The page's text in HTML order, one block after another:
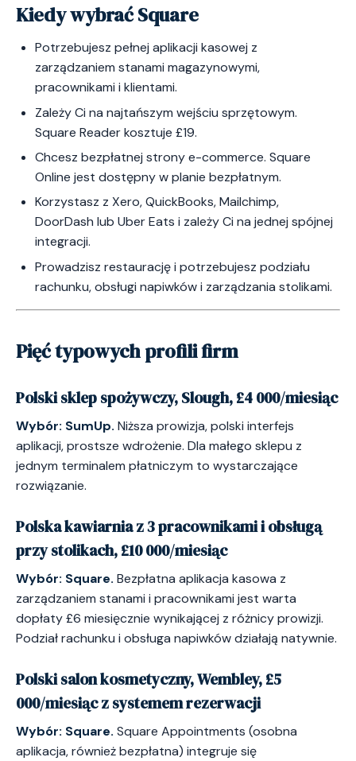
Kiedy wybrać Square
Potrzebujesz pełnej aplikacji kasowej z
zarządzaniem stanami magazynowymi,
pracownikami i klientami.
Zależy Ci na najtańszym wejściu sprzętowym.
Square Reader kosztuje £19.
Chcesz bezpłatnej strony e-commerce. Square
Online jest dostępny w planie bezpłatnym.
Korzystasz z Xero, QuickBooks, Mailchimp,
DoorDash lub Uber Eats i zależy Ci na jednej spójnej
integracji.
Prowadzisz restaurację i potrzebujesz podziału
rachunku, obsługi napiwków i zarządzania stolikami.
Pięć typowych profili firm
Polski sklep spożywczy, Slough, £4 000/miesiąc
Wybór: SumUp. Niższa prowizja, polski interfejs
aplikacji, prostsze wdrożenie. Dla małego sklepu z
jednym terminalem płatniczym to wystarczające
rozwiązanie.
Polska kawiarnia z 3 pracownikami i obsługą
przy stolikach, £10 000/miesiąc
Wybór: Square. Bezpłatna aplikacja kasowa z
zarządzaniem stanami i pracownikami jest warta
dopłaty £6 miesięcznie wynikającej z różnicy prowizji.
Podział rachunku i obsługa napiwków działają natywnie.
Polski salon kosmetyczny, Wembley, £5
000/miesiąc z systemem rezerwacji
Wybór: Square. Square Appointments (osobna
aplikacja, również bezpłatna) integruje się